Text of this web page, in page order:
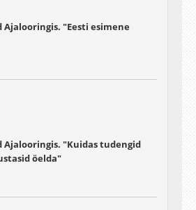
"Eesti esimene
"Kuidas tudengid
öelda"